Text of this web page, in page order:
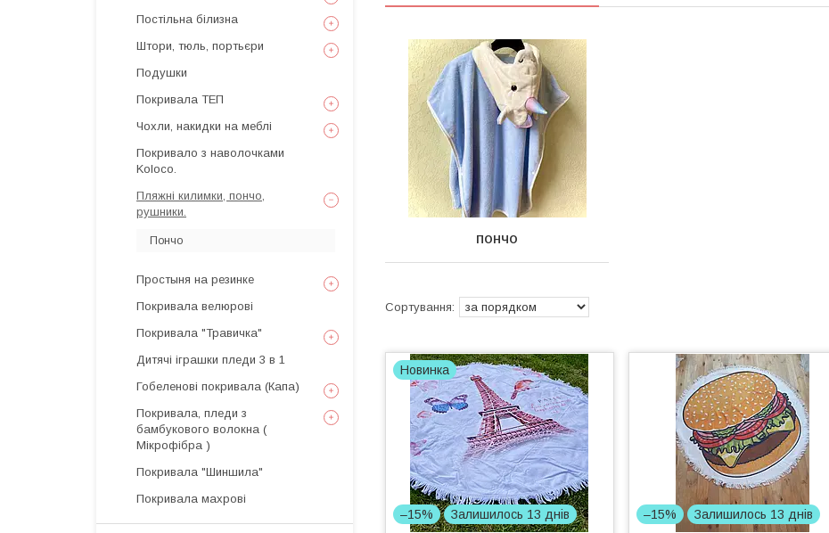
ПОНЧО
Новинка
–15% Залишилось 13 днів –15% Залишилось 13 днів
Постільна білизна
Штори, тюль, портьєри
Подушки
Покривала ТЕП
Чохли, накидки на меблі
Покривало з наволочками
Koloco.
Пляжні килимки, пончо,
рушники.
Пончо
Простыня на резинке
Покривала велюрові
Покривала "Травичка"
Дитячі іграшки пледи 3 в 1
Гобеленові покривала (Капа)
Покривала, пледи з
бамбукового волокна (
Мікрофібра )
Покривала "Шиншила"
Покривала махрові